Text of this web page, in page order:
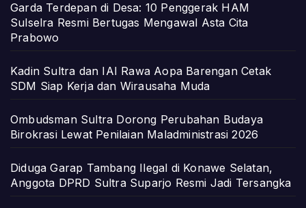
Garda Terdepan di Desa: 10 Penggerak HAM
Sulselra Resmi Bertugas Mengawal Asta Cita
Prabowo
Kadin Sultra dan IAI Rawa Aopa Barengan Cetak
SDM Siap Kerja dan Wirausaha Muda
Ombudsman Sultra Dorong Perubahan Budaya
Birokrasi Lewat Penilaian Maladministrasi 2026
Diduga Garap Tambang Ilegal di Konawe Selatan,
Anggota DPRD Sultra Suparjo Resmi Jadi Tersangka